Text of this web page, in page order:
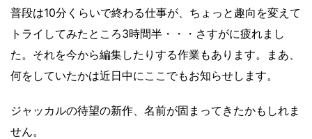
普段は10分くらいで終わる仕事が、ちょっと趣向を変えて
トライしてみたところ3時間半・・・さすがに疲れまし
た。それを今から編集したりする作業もあります。まあ、
何をしていたかは近日中にここでもお知らせします。
ジャッカルの待望の新作、名前が固まってきたかもしれま
せん。